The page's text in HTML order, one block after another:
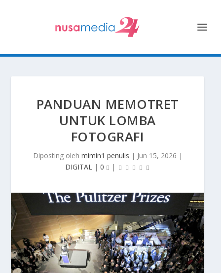
PANDUAN MEMOTRET
UNTUK LOMBA
FOTOGRAFI
Diposting oleh mimin1 penulis | Jun 15, 2026 |
DIGITAL | 0 |